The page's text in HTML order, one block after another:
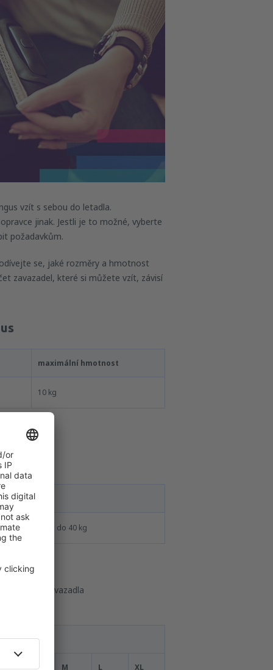
vzít s sebou do letadla.
jinak. Jestli je to možné, vyberte
požadavkům.
se, jaké rozměry a hmotnost
zavazadel, které si můžete vzít, závisí
maximální hmotnost
10 kg
hmotnosti do 40 kg
limit zavazadla
rozměr
S M L XL